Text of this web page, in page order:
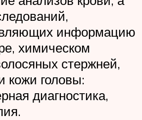
информацию
химическом
стержней,
кожи головы:
диагностика,